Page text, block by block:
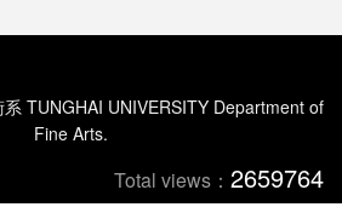
TUNGHAI UNIVERSITY Department of
Fine Arts.
Total views： 2659764